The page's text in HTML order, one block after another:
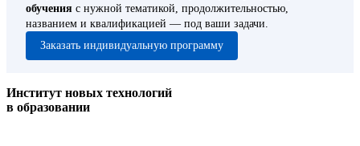
обучения с нужной тематикой, продолжительностью,
названием и квалификацией — под ваши задачи.
Заказать индивидуальную программу
Институт новых технологий
в образовании